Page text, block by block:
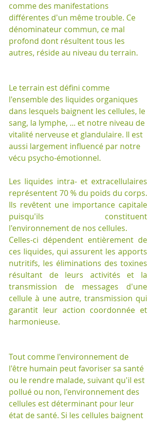
comme des manifestations
différentes d'un même trouble. Ce
dénominateur commun, ce mal
profond dont résultent tous les
autres, réside au niveau du terrain.
Le terrain est défini comme
l'ensemble des liquides organiques
dans lesquels baignent les cellules, le
sang, la lymphe, ... et notre niveau de
vitalité nerveuse et glandulaire. Il est
aussi largement influencé par notre
vécu psycho-émotionnel.
Les liquides intra- et extracellulaires
représentent 70 % du poids du corps.
Ils revêtent une importance capitale
puisqu'ils constituent
l'environnement de nos cellules.
Celles-ci dépendent entièrement de
ces liquides, qui assurent les apports
nutritifs, les éliminations des toxines
résultant de leurs activités et la
transmission de messages d'une
cellule à une autre, transmission qui
garantit leur action coordonnée et
harmonieuse.
Tout comme l'environnement de
l'être humain peut favoriser sa santé
ou le rendre malade, suivant qu'il est
pollué ou non, l'environnement des
cellules est déterminant pour leur
état de santé. Si les cellules baignent